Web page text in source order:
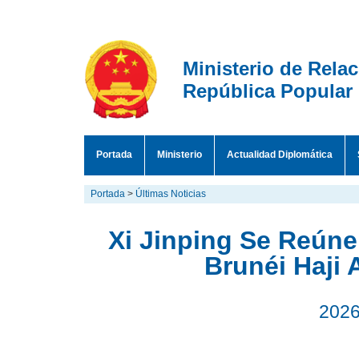
Ministerio de
República Popular
Portada Ministerio Actualidad Diplomática
Portada > Últimas Noticias
Xi Jinping Se
Brunéi Haji